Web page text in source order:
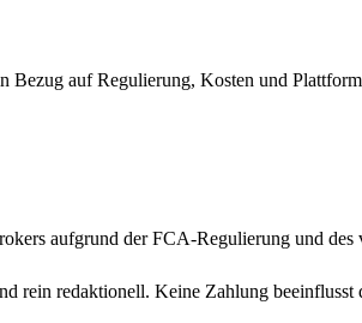
auf Regulierung, Kosten und
aufgrund der FCA-Regulierung und des
rein redaktionell. Keine Zahlung beeinflusst